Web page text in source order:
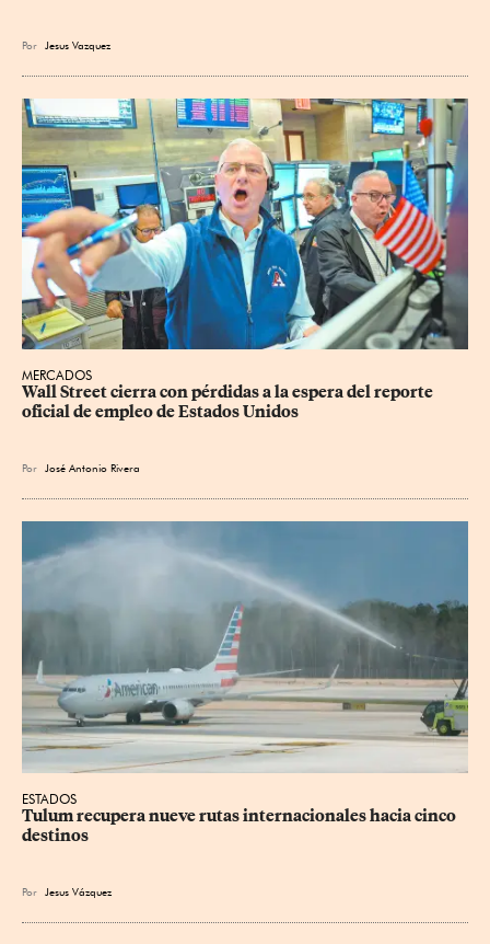
Por Jesus Vazquez
MERCADOS
Wall Street cierra con pérdidas a la espera del reporte
oficial de empleo de Estados Unidos
Por José Antonio Rivera
ESTADOS
Tulum recupera nueve rutas internacionales hacia cinco
destinos
Por Jesus Vázquez